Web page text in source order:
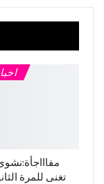
تغنى للمرة